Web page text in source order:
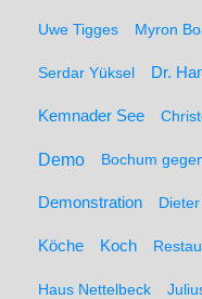
Uwe Tigges Myron
Serdar Yüksel Dr.
Kemnader See
Demo Bochum
Demonstration
Köche Koch
Haus Nettelbeck